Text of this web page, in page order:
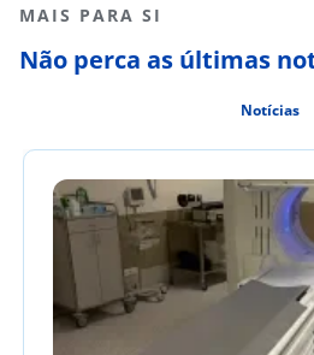
MAIS PARA SI
Não perca as últimas
Notícias